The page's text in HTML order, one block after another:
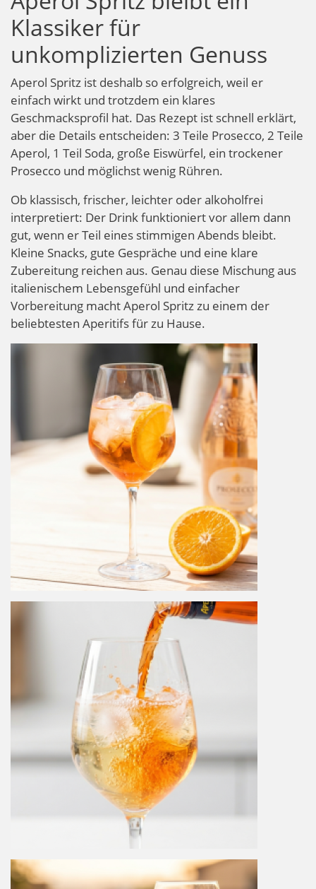
Klassiker für
unkomplizierten Genuss
Aperol Spritz ist deshalb so erfolgreich, weil er
einfach wirkt und trotzdem ein klares
Geschmacksprofil hat. Das Rezept ist schnell erklärt,
aber die Details entscheiden: 3 Teile Prosecco, 2 Teile
Aperol, 1 Teil Soda, große Eiswürfel, ein trockener
Prosecco und möglichst wenig Rühren.
Ob klassisch, frischer, leichter oder alkoholfrei
interpretiert: Der Drink funktioniert vor allem dann
gut, wenn er Teil eines stimmigen Abends bleibt.
Kleine Snacks, gute Gespräche und eine klare
Zubereitung reichen aus. Genau diese Mischung aus
italienischem Lebensgefühl und einfacher
Vorbereitung macht Aperol Spritz zu einem der
beliebtesten Aperitifs für zu Hause.